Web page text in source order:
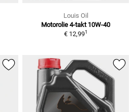
Louis Oil
Motorolie 4-takt 10W-40
€ 12,991